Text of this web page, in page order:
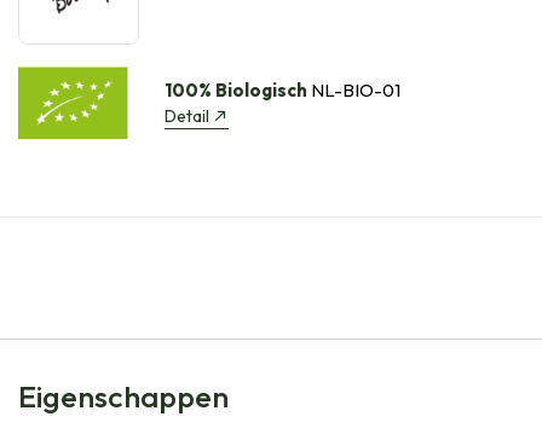
100% Biologisch NL-BIO-01
Detail
Eigenschappen